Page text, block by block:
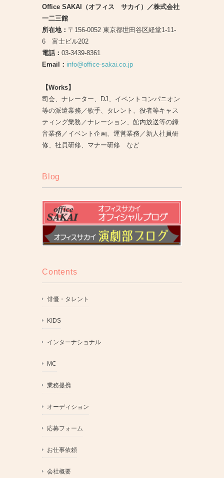
Office SAKAI（オフィス サカイ）／株式会社
一二三館
所在地： 〒156-0052 東京都世田谷区経堂1-11-
6 富士ビル202
電話： 03-3439-8361
Email： info@office-sakai.co.jp
【Works】
司会、ナレーター、DJ、イベントコンパニオン
等の派遣業務／歌手、タレント、役者等キャス
ティング業務／ナレーション、館内放送等の録
音業務／イベント企画、運営業務／新人社員研
修、社員研修、マナー研修 など
Blog
Contents
俳優・タレント
KIDS
インターナショナル
MC
業務提携
オーディション
応募フォーム
お仕事依頼
会社概要